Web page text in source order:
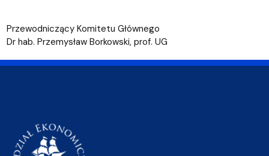
Przewodniczący Komitetu Głównego
Dr hab. Przemysław Borkowski, prof. UG